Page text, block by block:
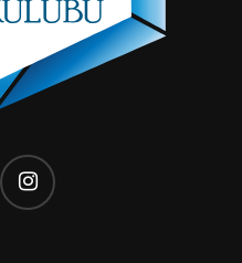
instagram